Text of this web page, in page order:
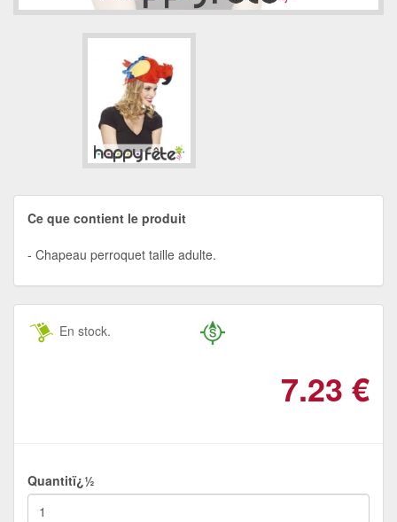
Ce que contient le produit
Chapeau perroquet taille adulte.
En stock.
7.23 €
Quantitï¿½